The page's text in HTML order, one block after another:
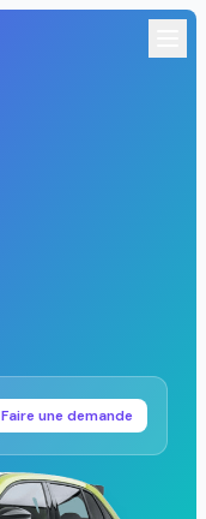
Faire une demande